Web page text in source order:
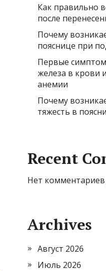
Как правильно
после
Почему
пояснице при
Первые
железа в крови
анемии
Почему
тяжесть в
Recent
Нет
Archives
Август 2026
Июль 2026